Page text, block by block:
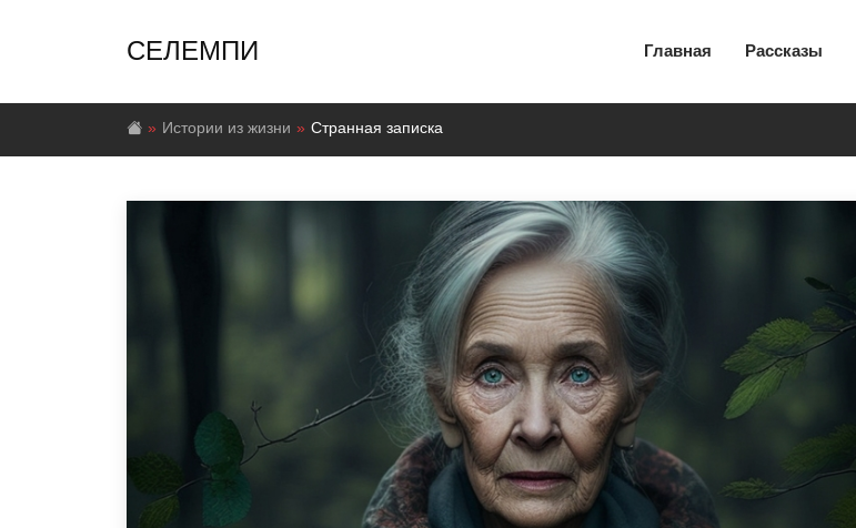
СЕЛЕМПИ Главная Рассказы
Истории из жизни Странная записка